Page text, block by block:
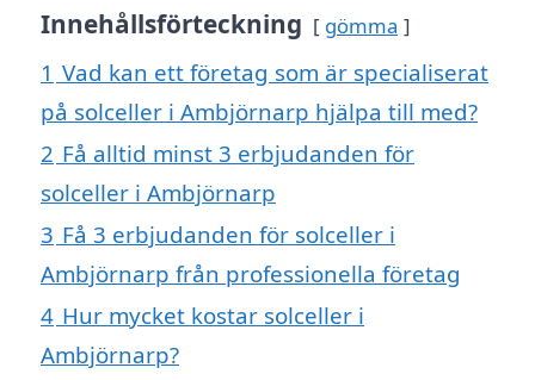
Innehållsförteckning gömma
1 Vad kan ett företag som är specialiserat
på solceller i Ambjörnarp hjälpa till med?
2 Få alltid minst 3 erbjudanden för
solceller i Ambjörnarp
3 Få 3 erbjudanden för solceller i
Ambjörnarp från professionella företag
4 Hur mycket kostar solceller i
Ambjörnarp?